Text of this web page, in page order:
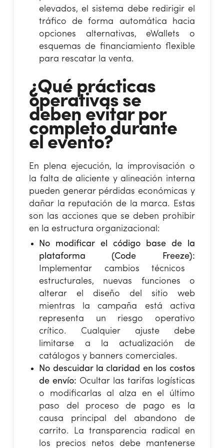
elevados, el sistema debe redirigir el
tráfico de forma automática hacia
opciones alternativas, eWallets o
esquemas de financiamiento flexible
para rescatar la venta.
¿Qué prácticas
operativas se
deben evitar por
completo durante
el evento?
En plena ejecución, la improvisación o
la falta de aliciente y alineación interna
pueden generar pérdidas económicas y
dañar la reputación de la marca. Estas
son las acciones que se deben prohibir
en la estructura organizacional:
No modificar el código base de la
plataforma (Code Freeze):
Implementar cambios técnicos
estructurales, nuevas funciones o
alterar el diseño del sitio web
mientras la campaña está activa
representa un riesgo operativo
crítico. Cualquier ajuste debe
limitarse a la actualización de
catálogos y banners comerciales.
No descuidar la claridad en los costos
de envío: Ocultar las tarifas logísticas
o modificarlas al alza en el último
paso del proceso de pago es la
causa principal del abandono de
carrito. La transparencia radical en
los precios netos debe mantenerse